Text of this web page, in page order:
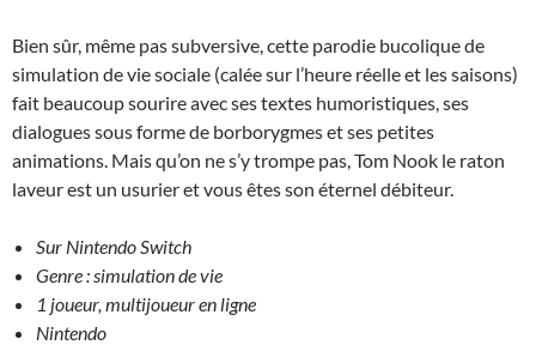
Bien sûr, même pas subversive, cette parodie bucolique de
simulation de vie sociale (calée sur l’heure réelle et les saisons)
fait beaucoup sourire avec ses textes humoristiques, ses
dialogues sous forme de borborygmes et ses petites
animations. Mais qu’on ne s’y trompe pas, Tom Nook le raton
laveur est un usurier et vous êtes son éternel débiteur.
Sur Nintendo Switch
Genre : simulation de vie
1 joueur, multijoueur en ligne
Nintendo